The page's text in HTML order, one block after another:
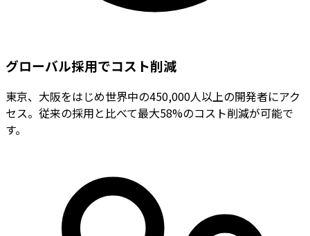
グローバル採用でコスト削減
東京、大阪をはじめ世界中の450,000人以上の開発者にアク
セス。従来の採用と比べて最大58%のコスト削減が可能で
す。